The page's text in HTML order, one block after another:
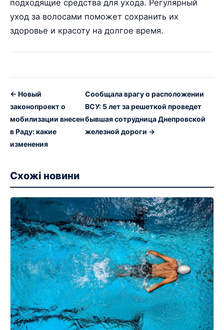
подходящие средства для ухода. Регулярный
уход за волосами поможет сохранить их
здоровье и красоту на долгое время.
← Новый
законопроект о
мобилизации внесен
в Раду: какие
изменения
Сообщала врагу о расположении
ВСУ: 5 лет за решеткой проведет
бывшая сотрудница Днепровской
железной дороги →
Схожі новини